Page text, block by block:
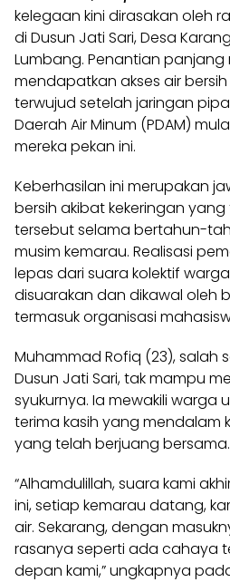
kelegaan kini dirasakan oleh
di Dusun Jati Sari, Desa
Lumbang. Penantian panjang
mendapatkan akses air
terwujud setelah jaringan
Daerah Air Minum (PDAM)
mereka pekan ini.
Keberhasilan ini merupakan
bersih akibat kekeringan
tersebut selama bertahun-
musim kemarau. Realisasi
lepas dari suara kolektif
disuarakan dan dikawal oleh
termasuk organisasi
Muhammad Rofiq (23), salah
Dusun Jati Sari, tak mampu
syukurnya. Ia mewakili warga
terima kasih yang mendalam
yang telah berjuang bersama.
“Alhamdulillah, suara kami
ini, setiap kemarau datang,
air. Sekarang, dengan
rasanya seperti ada cahaya
depan kami,” ungkapnya